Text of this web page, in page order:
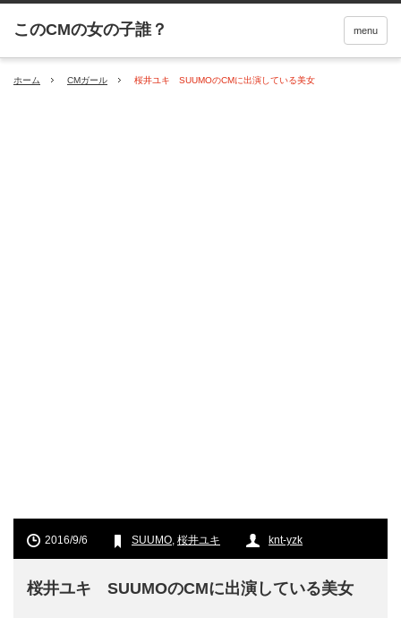
menu
ホーム CMガール 桜井ユキ SUUMOのCMに出演している美女
2016/9/6 SUUMO, 桜井ユキ knt-yzk
桜井ユキ SUUMOのCMに出演している美女